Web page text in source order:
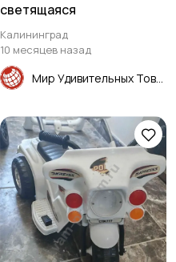
светящаяся
Калининград
10 месяцев назад